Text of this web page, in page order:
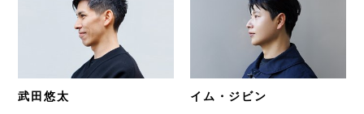
武田悠太 イム・ジビン